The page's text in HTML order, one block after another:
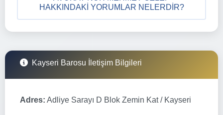
HAKKINDAKI YORUMLAR NELERDIR?
Kayseri Barosu İletişim Bilgileri
Adres: Adliye Sarayı D Blok Zemin Kat / Kayseri